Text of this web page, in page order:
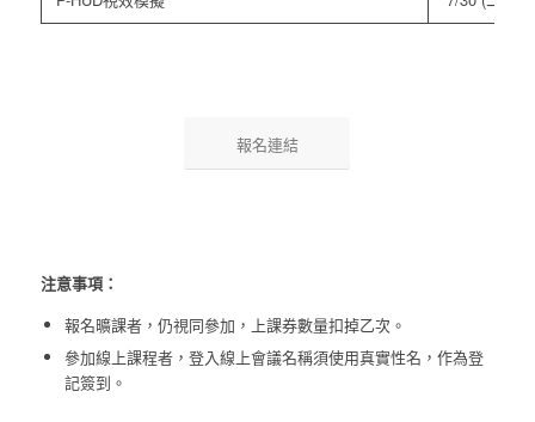
報名連結
注意事項：
報名曠課者，仍視同參加，上課券數量扣掉乙次。
參加線上課程者，登入線上會議名稱須使用真實性名，作為登
記簽到。